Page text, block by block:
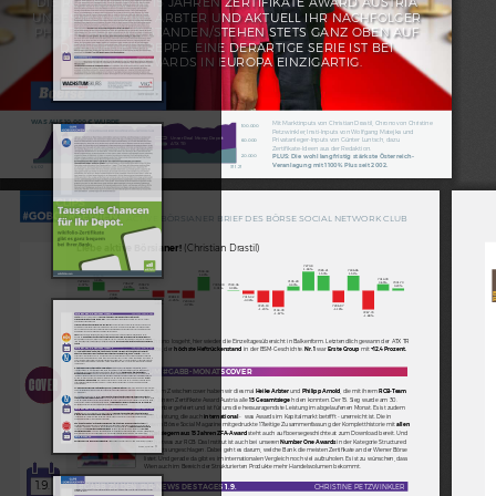
UNBESIEGT. HEIKE ARBTER UND AKTUELL IHR NACHFOLGER
PHILIPP ARNOLD STANDEN/STEHEN STETS GANZ OBEN AUF
DER SIEGERTREPPE. EINE DERARTIGE SERIE IST BEI
FINANZAWARDS IN EUROPA EINZIGARTIG.
Mit Marktinputs von Christian Drastil, Chrono von Christine
Petzwinkler, Insti-Inputs von Wolfgang Matejka und
Privatanleger-Inputs von Günter Luntsch, dazu
Zertifikate-Ideen aus der Redaktion.
PLUS: Die wohl langfristig stärkste Österreich-
Veranlagung mit 1100% Plus seit 2002.
20.000
4.4.02 31.1.21
WA S AUS 10.000 € WURDE
Liebe aktive Börsianer! (Christian Drastil)
Bevor es mit der September-Chrono losgeht, hier wieder die Einzeltagesübersicht in Balkenform. Letztendlich gewann der ATX TR
+1,08 Prozent auf 7331,73 Punkte , der höchste Heftrückenstand in der BSM-Geschichte. Nr. 1 war Erste Group mit +12,4 Prozent.
HINTERGRÜNDE ZUM #GABB-MONATSCOVER
Auf dem Zwischencover haben wir diesmal Heike Arbter und Philipp Arnold , die mit ihrem RCB-Team
in 15 Jahren Zertifikate Award Austria alle 15 Gesamtsiege holen konnten. Der 15. Sieg wurde am 30.
September gefeiert und ist für uns die herausragendste Leistung im abgelaufenen Monat. Es ist zudem
eine Leistung, die auch international -  was Awards im Kapitalmarkt betrifft - unerreicht ist. Die in
diesem Börse Social Magazine mitgedruckte 17seitige Zusammenfassung der Kompletthistorie mit allen
Einzelsiegern aus 15 Jahren ZFA-Award steht auch auf boersegeschichte.at zum Download bereit. Und
noch etwas zur RCB: Das Institut ist auch bei unseren Number One Awards in der Kategorie Structured
Products ungeschlagen. Dabei geht es darum, welche Bank die meisten Zertifikate an der Wiener Börse
listet. Und gerade da gibt es im internationalen Vergleich noch viel aufzuholen. Es ist zu wünschen, dass
Wien auch im Bereich der Strukturierten Produkte mehr Handelsvolumen bekommt.
#GABB ZU DEN  PIR-NEWS DES TAGES 1.9. CHRISTINE PETZWINKLER
-0.08%
0.20%
-0.25%
1.40%
7335.99
0.01%
7315.02
-0.34%
7225.19
-1.23%
0.43%
7273.9
1.94%
1.53%
7296.97
-1.19%
1.51%
0.65%
7331.73
0.23%
-1.67%
7267.74
-1.88%
COVER
ACTIVE BÖRSIANER BRIEF DES BÖRSE SOCIAL NETWORK CLUB
1.9.